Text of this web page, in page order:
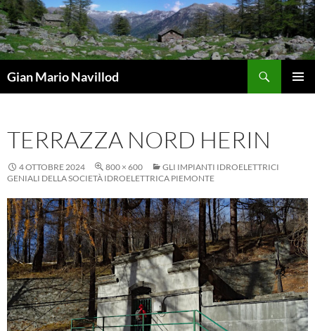
Vai
al
contenuto
Gian Mario Navillod
TERRAZZA NORD HERIN
4 OTTOBRE 2024 800 × 600
GLI IMPIANTI IDROELETTRICI
GENIALI DELLA SOCIETÀ IDROELETTRICA PIEMONTE